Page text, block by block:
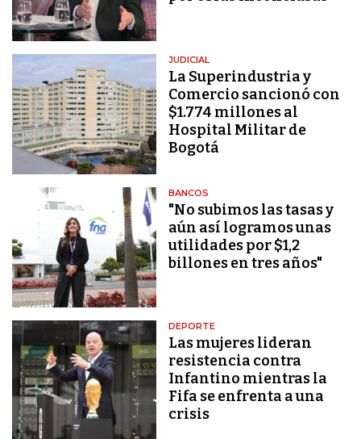
JUDICIAL
La Superindustria y
Comercio sancionó con
$1.774 millones al
Hospital Militar de
Bogotá
BANCOS
"No subimos las tasas y
aún así logramos unas
utilidades por $1,2
billones en tres años"
DEPORTE
Las mujeres lideran
resistencia contra
Infantino mientras la
Fifa se enfrenta a una
crisis